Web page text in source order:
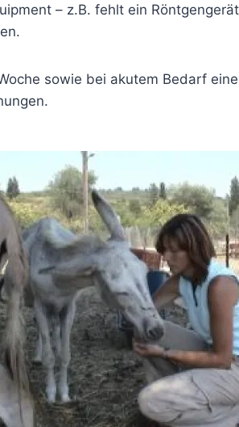
– z.B. fehlt ein
sowie bei akutem Bedarf